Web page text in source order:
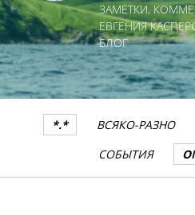
ЗАМЕТКИ,
ЕВГЕНИЯ
БЛОГ
*.* ВСЯКО-РАЗНО
СОБЫТИЯ